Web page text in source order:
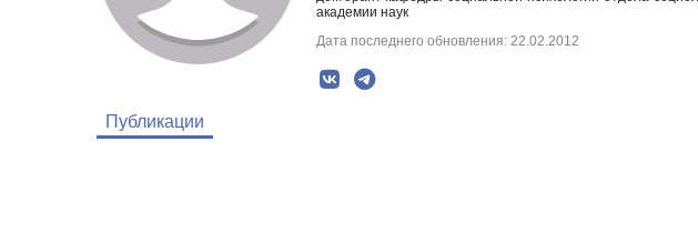
академии наук
Дата последнего обновления: 22.02.2012
Публикации